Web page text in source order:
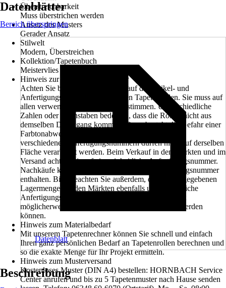
Überstreichbarkeit
Muss überstrichen werden
Ansatz des Musters
Gerader Ansatz
Stilwelt
Modern, Überstreichen
Kollektion/Tapetenbuch
Meistervlies PRO Protect
Hinweis zur Anfertigungsnummer
Achten Sie beim Kauf unbedingt auf die Artikel- und
Anfertigungsnummer der einzelnen Tapetenrollen. Sie muss auf
allen verwendeten Rollen übereinstimmen. Unterschiedliche
Zahlen oder Buchstaben bedeuten, dass die Rollen nicht aus
demselben Druckgang kommen. Dann besteht die Gefahr einer
Farbtonabweichung. Tapetenbahnen aus Rollen mit
verschiedenen Anfertigungsnummern dürfen nicht auf derselben
Fläche verarbeitet werden. Beim Verkauf in den Märkten und im
Versand achten wir auf eine einheitliche Anfertigungsnummer.
Nachkäufe können eine unterschiedliche Anfertigungsnummer
enthalten. Bitte beachten Sie außerdem, dass die angegebenen
Lagermengen in den Märkten ebenfalls unterschiedliche
Anfertigungsnummern beinhalten können und somit
möglicherweise nicht in einem Projekt verarbeitet werden
können.
Hinweis zum Materialbedarf
Mit unserem Tapetenrechner können Sie schnell und einfach
Ihren ganz persönlichen Bedarf an Tapetenrollen berechnen und
so die exakte Menge für Ihr Projekt ermitteln.
Hinweis zum Musterversand
Kostenloses Muster (DIN A4) bestellen: HORNBACH Service
Center anrufen und bis zu 5 Tapetenmuster nach Hause senden
Datenblätter
Bereich überspringen
Datenblatt
Beschreibung